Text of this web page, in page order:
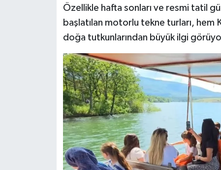
Özellikle hafta sonları ve resmi tatil
başlatılan motorlu tekne turları, hem
doğa tutkunlarından büyük ilgi